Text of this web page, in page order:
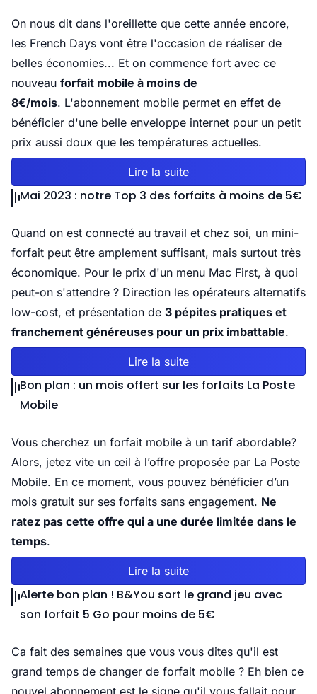
On nous dit dans l'oreillette que cette année encore,
les French Days vont être l'occasion de réaliser de
belles économies... Et on commence fort avec ce
nouveau forfait mobile à moins de
8€/mois. L'abonnement mobile permet en effet de
bénéficier d'une belle enveloppe internet pour un petit
prix aussi doux que les températures actuelles.
Lire la suite
Mai 2023 : notre Top 3 des forfaits à moins de 5€
Quand on est connecté au travail et chez soi, un mini-
forfait peut être amplement suffisant, mais surtout très
économique. Pour le prix d'un menu Mac First, à quoi
peut-on s'attendre ? Direction les opérateurs alternatifs
low-cost, et présentation de 3 pépites pratiques et
franchement généreuses pour un prix imbattable.
Lire la suite
Bon plan : un mois offert sur les forfaits La Poste
Mobile
Vous cherchez un forfait mobile à un tarif abordable?
Alors, jetez vite un œil à l’offre proposée par La Poste
Mobile. En ce moment, vous pouvez bénéficier d’un
mois gratuit sur ses forfaits sans engagement. Ne
ratez pas cette offre qui a une durée limitée dans le
temps.
Lire la suite
Alerte bon plan ! B&You sort le grand jeu avec
son forfait 5 Go pour moins de 5€
Ca fait des semaines que vous vous dites qu'il est
grand temps de changer de forfait mobile ? Eh bien ce